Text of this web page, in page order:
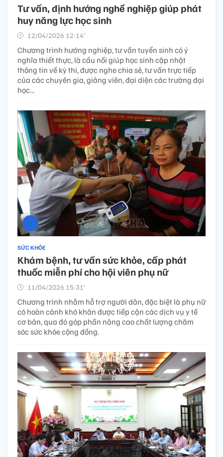
Tư vấn, định hướng nghề nghiệp giúp phát
huy năng lực học sinh
12/04/2026 12:14’
Chương trình hướng nghiệp, tư vấn tuyển sinh có ý
nghĩa thiết thực, là cầu nối giúp học sinh cập nhật
thông tin về kỳ thi, được nghe chia sẻ, tư vấn trực tiếp
của các chuyên gia, giảng viên, đại diện các trường đại
học...
SỨC KHỎE
Khám bệnh, tư vấn sức khỏe, cấp phát
thuốc miễn phí cho hội viên phụ nữ
11/04/2026 15:31’
Chương trình nhằm hỗ trợ người dân, đặc biệt là phụ nữ
có hoàn cảnh khó khăn được tiếp cận các dịch vụ y tế
cơ bản, qua đó góp phần nâng cao chất lượng chăm
sóc sức khỏe cộng đồng.